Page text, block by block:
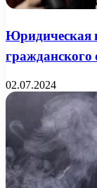
Юридическая
гражданского
02.07.2024